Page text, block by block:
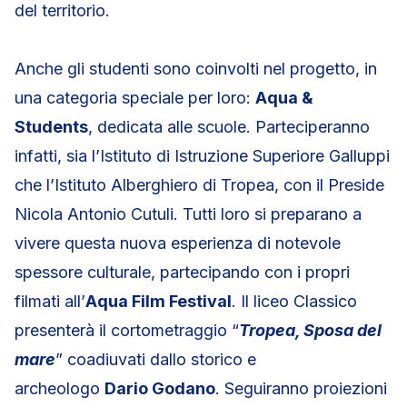
del territorio.
Anche gli studenti sono coinvolti nel progetto, in
una categoria speciale per loro: Aqua &
Students, dedicata alle scuole. Parteciperanno
infatti, sia l’Istituto di Istruzione Superiore Galluppi
che l’Istituto Alberghiero di Tropea, con il Preside
Nicola Antonio Cutuli. Tutti loro si preparano a
vivere questa nuova esperienza di notevole
spessore culturale, partecipando con i propri
filmati all’Aqua Film Festival. Il liceo Classico
presenterà il cortometraggio “Tropea, Sposa del
mare” coadiuvati dallo storico e
archeologo Dario Godano. Seguiranno proiezioni